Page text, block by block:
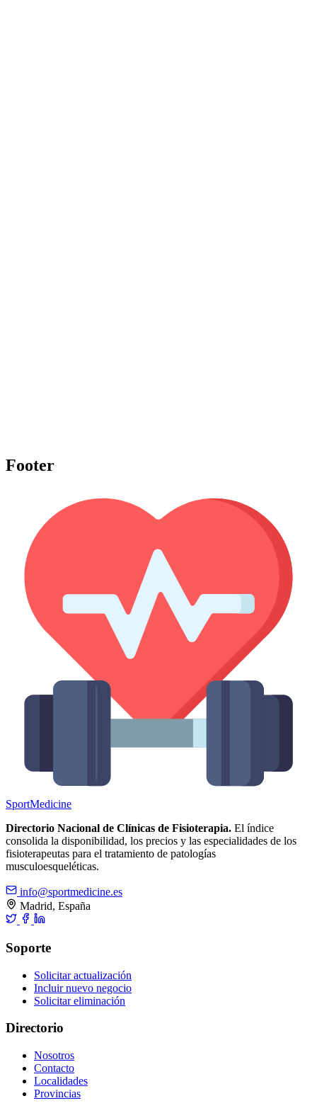
Footer
SportMedicine
Directorio Nacional de Clínicas de Fisioterapia. El índice
consolida la disponibilidad, los precios y las especialidades de los
fisioterapeutas para el tratamiento de patologías
musculoesqueléticas.
info@sportmedicine.es
Madrid, España
Soporte
Solicitar actualización
Incluir nuevo negocio
Solicitar eliminación
Directorio
Nosotros
Contacto
Localidades
Provincias